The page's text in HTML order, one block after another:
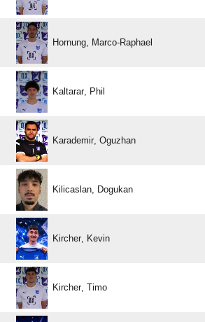
 
 
 
 
 
 